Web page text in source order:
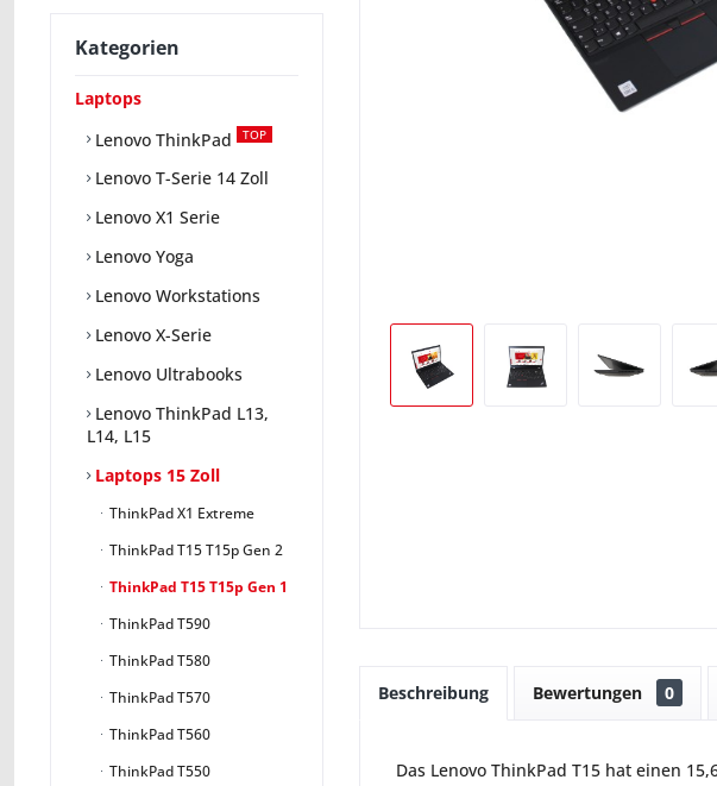
Kategorien
Laptops
Lenovo ThinkPad
TOP
Lenovo T-Serie 14 Zoll
Lenovo X1 Serie
Lenovo Yoga
Lenovo Workstations
Lenovo X-Serie
Lenovo Ultrabooks
Lenovo ThinkPad L13,
L14, L15
Laptops 15 Zoll
ThinkPad X1 Extreme
ThinkPad T15 T15p Gen 2
ThinkPad T15 T15p Gen 1
ThinkPad T590
ThinkPad T580
ThinkPad T570
ThinkPad T560
ThinkPad T550
Beschreibung Bewertungen 0
Das Lenovo ThinkPad T15 hat einen